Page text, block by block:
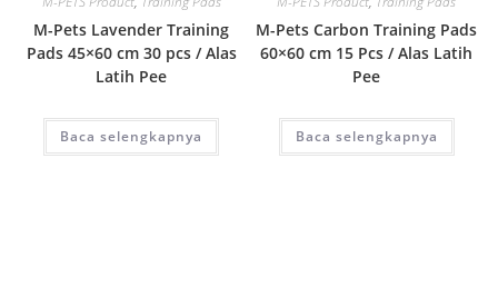
M-Pets Lavender Training
Pads 45×60 cm 30 pcs / Alas
Latih Pee
Baca selengkapnya
M-Pets Carbon Training Pads
60×60 cm 15 Pcs / Alas Latih
Pee
Baca selengkapnya